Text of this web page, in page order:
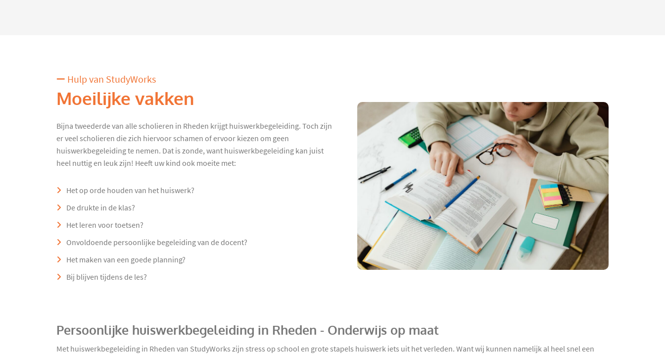
Hulp van StudyWorks
Moeilijke vakken
Bijna tweederde van alle scholieren in Rheden krijgt huiswerkbegeleiding. Toch zijn
er veel scholieren die zich hiervoor schamen of ervoor kiezen om geen
huiswerkbegeleiding te nemen. Dat is zonde, want huiswerkbegeleiding kan juist
heel nuttig en leuk zijn! Heeft uw kind ook moeite met:
Het op orde houden van het huiswerk?
De drukte in de klas?
Het leren voor toetsen?
Onvoldoende persoonlijke begeleiding van de docent?
Het maken van een goede planning?
Bij blijven tijdens de les?
Persoonlijke huiswerkbegeleiding in Rheden - Onderwijs op maat
Met huiswerkbegeleiding in Rheden van StudyWorks zijn stress op school en grote stapels huiswerk iets uit het verleden. Want wij kunnen namelijk al heel snel een